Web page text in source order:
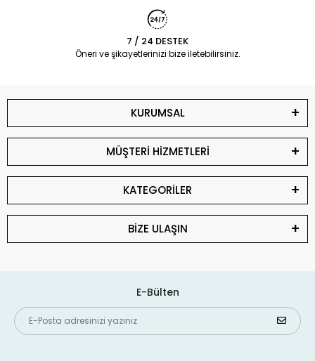
7 / 24 DESTEK
Öneri ve şikayetlerinizi bize iletebilirsiniz.
KURUMSAL
MÜŞTERİ HİZMETLERİ
KATEGORİLER
BİZE ULAŞIN
E-Bülten